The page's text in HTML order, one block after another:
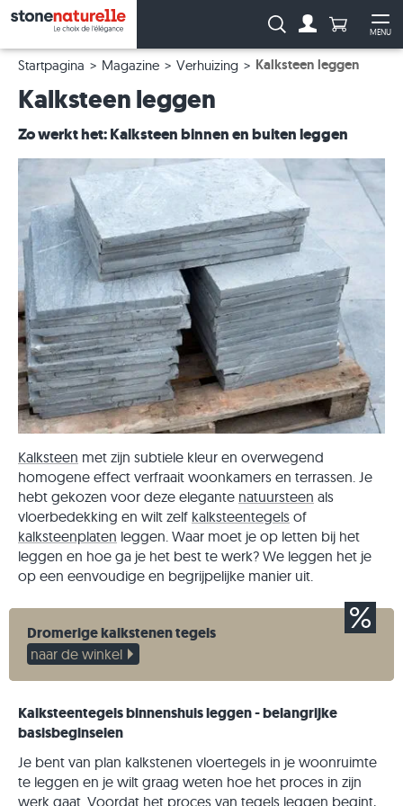
MENU
Zoeken: Aantal
Startpagina Magazine Verhuizing Kalksteen leggen
Kalksteen leggen
Zo werkt het: Kalksteen binnen en buiten leggen
Kalksteen met zijn subtiele kleur en overwegend
homogene effect verfraait woonkamers en terrassen. Je
hebt gekozen voor deze elegante natuursteen als
vloerbedekking en wilt zelf kalksteentegels of
kalksteenplaten leggen. Waar moet je op letten bij het
leggen en hoe ga je het best te werk? We leggen het je
op een eenvoudige en begrijpelijke manier uit.
Dromerige kalkstenen tegels
naar de winkel
Kalksteentegels binnenshuis leggen - belangrijke
basisbeginselen
Je bent van plan kalkstenen vloertegels in je woonruimte
te leggen en je wilt graag weten hoe het proces in zijn
werk gaat. Voordat het proces van tegels leggen begint,